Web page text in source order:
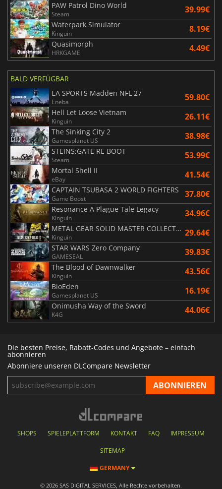
PAW Patrol Dino World
Steam 39.99€
Waterpark Simulator
Kinguin 8.19€
Quasimorph
HRKGAME 4.49€
BALD VERFÜGBAR
EA SPORTS Madden NFL 27
Eneba 59.80€
Hell Let Loose Vietnam
Kinguin 26.11€
The Sinking City 2
Gamesplanet US 38.98€
STEINS;GATE RE BOOT
Steam 53.99€
Mortal Shell II
eBay 41.54€
CAPTAIN TSUBASA 2 WORLD FIGHTERS
Game Boost 37.80€
Resonance A Plague Tale Legacy
Kinguin 34.96€
METAL GEAR SOLID MASTER COLLECTION Vol.2
Kinguin 29.64€
STAR WARS Zero Company
GAMESEAL 39.83€
The Blood of Dawnwalker
Kinguin 43.56€
BioEden
Gamesplanet US 16.19€
Onimusha Way of the Sword
K4G 44.06€
Die besten Preise, Rabatt-Codes und Angebote – einfach
abonnieren
Abonniere unseren DLCompare Newsletter
SHOPS SPIELEPLATTFORM KONTAKT FAQ IMPRESSUM
SITEMAP
GERMANY
© 2026 SAS DIGITAL SERVICES, Alle Rechte vorbehalten.